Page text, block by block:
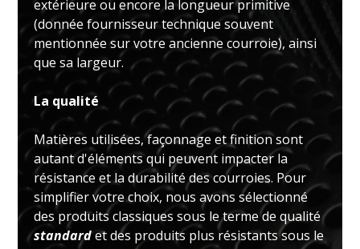
extérieure ou encore la longueur primitive
(donnée fournisseur technique souvent
mentionnée sur votre ancienne courroie), ainsi
que sa largeur.
La qualité
Matières utilisées, façonnage et finition sont
autant d'éléments qui peuvent impacter la
résistance et la durabilité des courroies. Pour
simplifier votre choix, nous avons sélectionné
des produits classiques sous le terme de qualité
standardet des produits plus résistants sous le